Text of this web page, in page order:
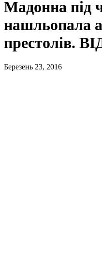
Мадонна під
нашльопала
престолів.
Березень 23, 2016